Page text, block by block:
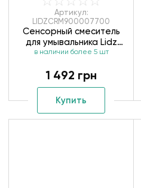
Артикул:
LIDZCRM900007700
Сенсорный смеситель
для умывальника Lidz
LIDZCRM900007700
в наличии более 5 шт
1 492 грн
Купить